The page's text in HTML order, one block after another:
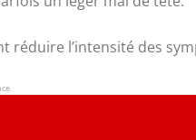
l’intensité des